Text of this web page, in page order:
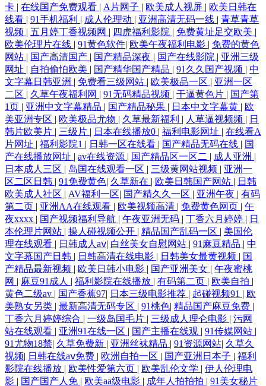
卡 | 在线国产免费观看 | A片网子 | 欧美成人视屏 | 欧美日韩在
线看 | 91手机福利 | 成人伦理动 | 亚洲高清无码一线 | 青草青草
视频 | 五月婷丁香视频网 | 四虎福利影院 | 免费黄址足交欧美 |
欧美伦理片在线 | 91黄色软件| 欧美午夜福利电影 | 免费的黄色
网站 | 国产高清国产 | 国产精品深夜 | 国产在线影院 | 亚洲三级
网址 | 自拍偷怕欧美 | 国产精华国产精品 | 91久久国产视频 | 中
文字幕日韩亚洲 | 免费看三级网站 | 欧美极品一区 | 亚洲一区
二区 | 久草午夜福利网 | 91无码精品视频 | 干逼黄色片 | 国产第
1页 | 亚洲中文字幕精品 | 国产精品秘果 | 日本中文字幕黄 | 欧
美亚洲专区 | 欧美极品尤物 | 久草最新福利 | 人草逼视频频 | 日
韩片欧美片 | 三级片 | 日本在线播放0 | 福利电影网址 | 在线看A
片网址 | 福利影院1 | 日韩一区在线看 | 国产精品无码在线 | 国
产在线播放网址 | av在线资源 | 国产精品区一区二 | 成人亚洲 |
日本成人三区 | 岛国在线观看一区 | 三级黄网站视频 | 亚洲一
区二区日韩 | 91免费黄色| 久草新在 | 欧美日韩国产网站 | 日韩
欧美成人社区 | AV福利一区| 国产精久久一区 | 亚洲午夜 | 有码
第二页 | 亚洲AA在线观看 | 欧美视频高清 | 免费黄色网页 | 午
夜xxxx | 国产视频福利导航 | 午夜亚洲无码 | 丁香六月婷婷 | 日
本伦理片网站 | 操人碰视频公开 | 精品国产乱码一区 | 美国伦
理在线观看 | 日韩成人aⅴ| 白丝美女自慰网站 | 91麻豆精品 | 中
文字幕国产日韩 | 日韩高清在线电影 | 日韩美女最黄视频 | 国
产精品最新视频 | 欧美日韩小电影 | 国产亚洲美女 | 午夜蜜桃
网 | 麻豆91成人 | 福利影院在线播放 | 有码第二页 | 欧美自拍 |
黄色二级av | 国产香蕉97| 日本三级电影推荐 | 起碰视频91 | 欧
美熟女另类 | 最新高清无码专区 | 91桃色| 精品国产麻豆免费 |
丁香六月婷婷综合 | 一级岛国毛片 | 三级成人理仑电影 | 污网
站在线观看 | 亚洲91在线一区 | 国产主播在线观 | 91传媒网站 |
91尤物18禁| 久草免费新 | 亚洲丝袜精品 | 91资源网站| 久草久
视频| 日韩在线aⅴ免费 | 欧洲自拍一区 | 国产亚洲日本子 | 福利
影院在线播放 | 欧美性爱第六页 | 欧美乱伦文学 | 伊人伦理电
影 | 国产国产人免 | 欧美aa级电影 | 成年人拍拍拍 | 91美女秘片